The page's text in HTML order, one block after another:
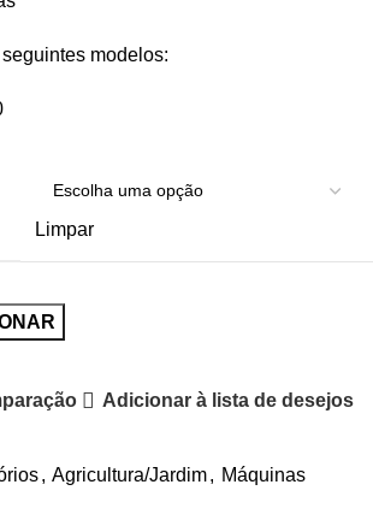
modelos:
Limpar
Adicionar à lista de desejos
, Agricultura/Jardim, Máquinas